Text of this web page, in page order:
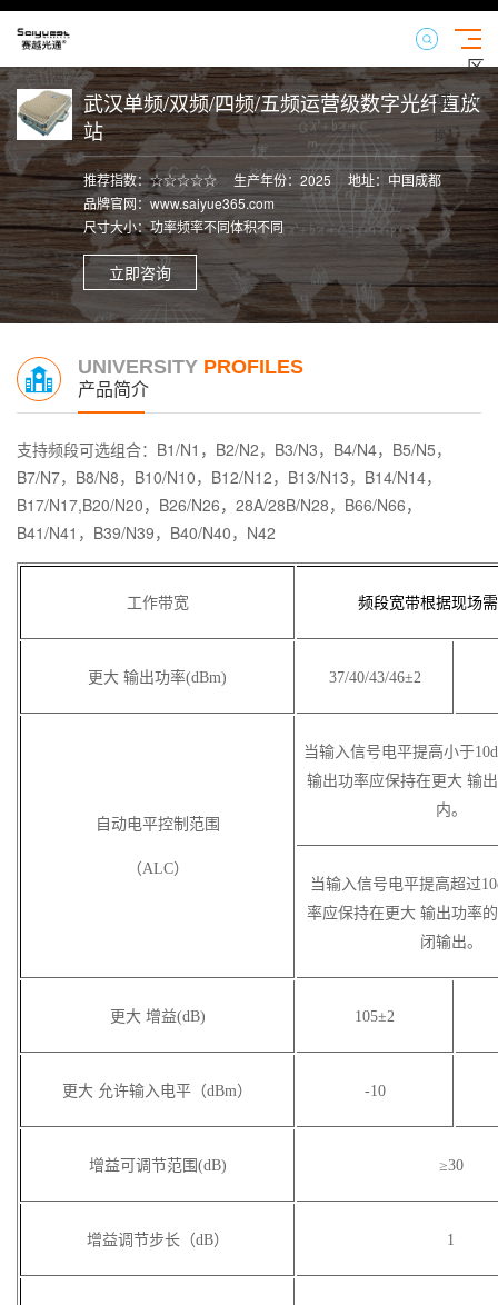
区
域【切
换】
武汉单频/双频/四频/五频运营级数字光纤直放
站
推荐指数：☆☆☆☆☆ 生产年份：2025
地址：中国成都
品牌官网：www.saiyue365.com
尺寸大小：功率频率不同体积不同
立即咨询
UNIVERSITY PROFILES
产品简介
支持频段可选组合：B1/N1，B2/N2，B3/N3，B4/N4，B5/N5，
B7/N7，B8/N8，B10/N10，B12/N12，B13/N13，B14/N14，
B17/N17,B20/N20，B26/N26，28A/28B/N28，B66/N66，
B41/N41，B39/N39，B40/N40，N42
工作带宽 频段宽带根据现场
更大 输出功率(dBm) 37/40/43/46±2
自动电平控制范围
（ALC）
当输入信号电平提高小于
输出功率应保持在更大 输
内。
当输入信号电平提高超过
率应保持在更大 输出功率
闭输出。
更大 增益(dB) 105±2
更大 允许输入电平（dBm） -10
增益可调节范围(dB) ≥30
增益调节步长（dB） 1